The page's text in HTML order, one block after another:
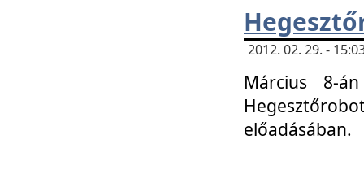
2012. 02. 29. -
Március 8-
előadásában.